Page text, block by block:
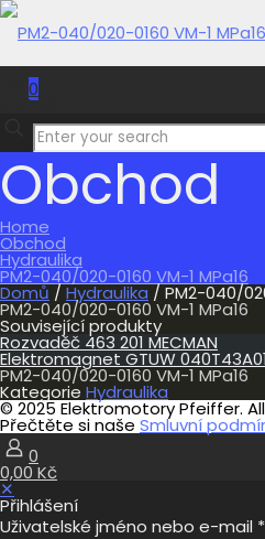
0
0,00 Kč
Obchod
Home
Obchod
Hydraulika
PM2-040/020-0160 VM-1 MPa16
Domů / Hydraulika / PM2-040/
PM2-040/020-0160 VM-1 MPa16
Související produkty
Rozvaděč 463 201 MECMAN
Elektromagnet GTUW
PM2-040/020-0160 VM-1 MPa16
Kategorie Hydraulika
© 2025 Elektromotory Pfeiffer.
Přečtěte si naše Smluvní
0
0,00 Kč
✕
Přihlášení
Uživatelské jméno nebo e-mail *